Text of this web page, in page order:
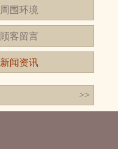
周围环境
顾客留言
新闻资讯
>>